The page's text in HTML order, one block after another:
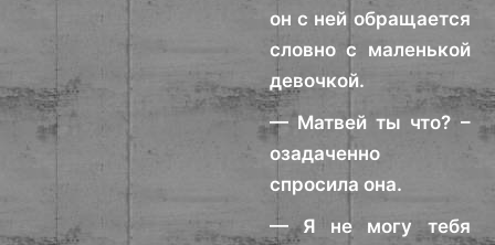
он с ней обращается
словно с маленькой
девочкой.
— Матвей ты что? –
озадаченно
спросила она.
— Я не могу тебя